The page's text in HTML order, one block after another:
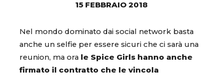
15 FEBBRAIO 2018
Nel mondo dominato dai social network basta
anche un selfie per essere sicuri che ci sarà una
reunion, ma ora le Spice Girls hanno anche
firmato il contratto che le vincola